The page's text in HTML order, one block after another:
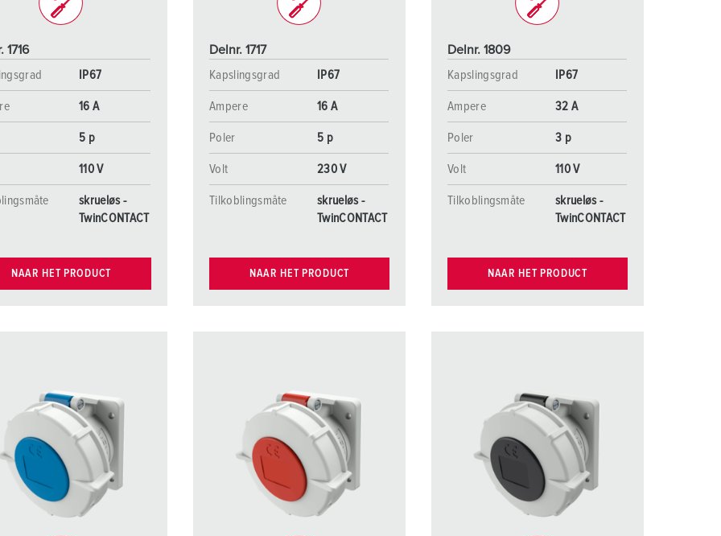
1716
IP67
16 A
5 p
110 V
skrueløs -
TwinCONTACT
NAAR HET PRODUCT
Delnr. 1717
Kapslingsgrad
IP67
Ampere 16 A
Poler 5 p
Volt 230 V
Tilkoblingsmåte
skrueløs -
TwinCONTACT
NAAR HET PRODUCT
Delnr. 1809
Kapslingsgrad
IP67
Ampere 32 A
Poler 3 p
Volt 110 V
Tilkoblingsmåte
skrueløs -
TwinCONTACT
NAAR HET PRODUCT